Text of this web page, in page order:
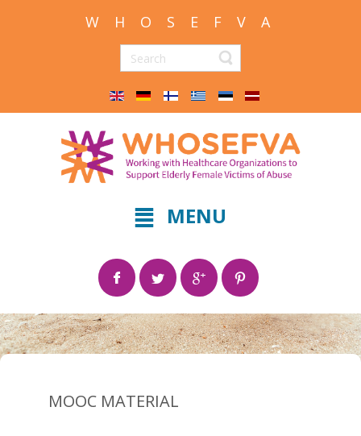
W H O S E F V A
MENU
MOOC MATERIAL